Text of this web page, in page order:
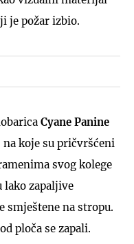
je požar izbio.
Cyane Panine
koje su pričvršćeni
svog kolege
lako zapaljive
smještene na stropu.
ploča se zapali.